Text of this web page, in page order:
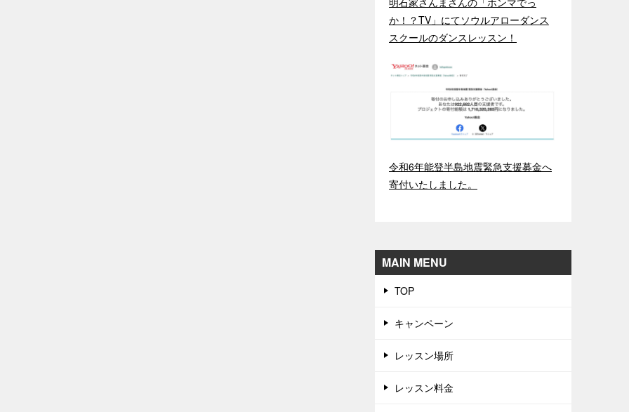
か！？TV」にてソウルアローダンス
スクールのダンスレッスン！
令和6年能登半島地震緊急支援募金へ
寄付いたしました。
MAIN MENU
TOP
キャンペーン
レッスン場所
レッスン料金